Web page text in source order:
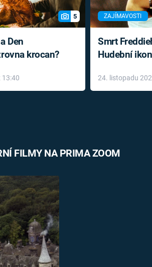
5
Den
krocan?
ZAJÍMAVOSTI
Smrt
Hudební
léky
24. listopadu
FILMY NA PRIMA ZOOM